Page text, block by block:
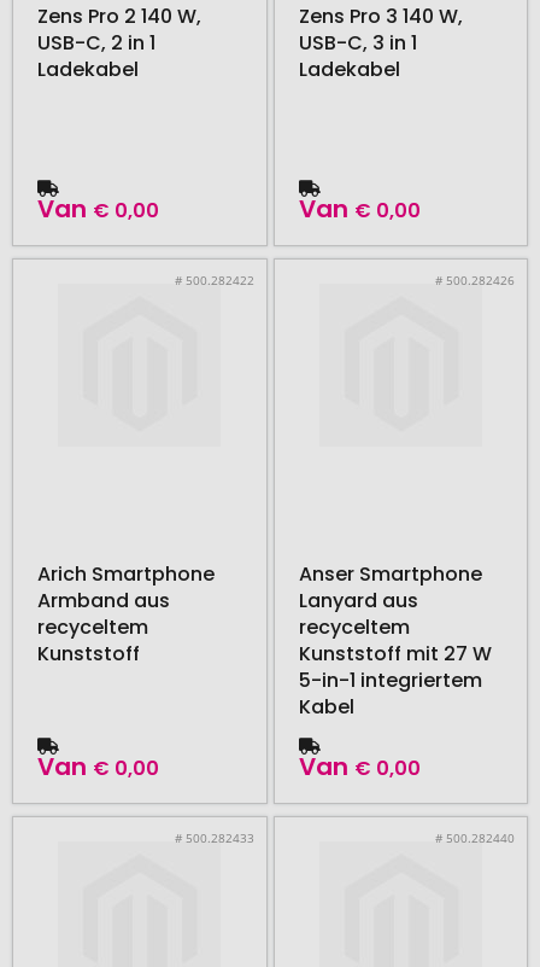
Zens Pro 2 140 W,
USB-C, 2 in 1
Ladekabel
Van € 0,00
Zens Pro 3 140 W,
USB-C, 3 in 1
Ladekabel
Van € 0,00
# 500.282422
Arich Smartphone
Armband aus
recyceltem
Kunststoff
Van € 0,00
# 500.282426
Anser Smartphone
Lanyard aus
recyceltem
Kunststoff mit 27 W
5-in-1 integriertem
Kabel
Van € 0,00
# 500.282433 # 500.282440